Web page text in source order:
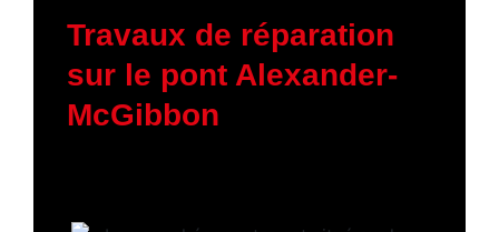
Travaux de réparation
sur le pont Alexander-
McGibbon